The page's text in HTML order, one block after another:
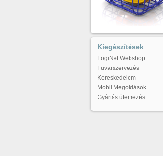
Kiegészítések
LogiNet Webshop
Fuvarszervezés
Kereskedelem
Mobil Megoldások
Gyártás ütemezés